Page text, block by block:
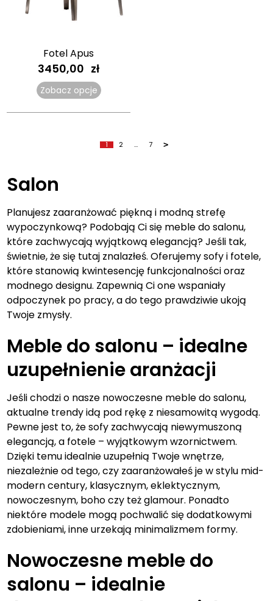
Fotel Apus
3450,00 zł
Zobacz opcje
1 2 … 7 >
Salon
Planujesz zaaranżować piękną i modną strefę
wypoczynkową? Podobają Ci się meble do salonu,
które zachwycają wyjątkową elegancją? Jeśli tak,
świetnie, że się tutaj znalazłeś. Oferujemy sofy i fotele,
które stanowią kwintesencję funkcjonalności oraz
modnego designu. Zapewnią Ci one wspaniały
odpoczynek po pracy, a do tego prawdziwie ukoją
Twoje zmysły.
Meble do salonu – idealne
uzupełnienie aranżacji
Jeśli chodzi o nasze nowoczesne meble do salonu,
aktualne trendy idą pod rękę z niesamowitą wygodą.
Pewne jest to, że sofy zachwycają niewymuszoną
elegancją, a fotele – wyjątkowym wzornictwem.
Dzięki temu idealnie uzupełnią Twoje wnętrze,
niezależnie od tego, czy zaaranżowałeś je w stylu mid-
modern century, klasycznym, eklektycznym,
nowoczesnym, boho czy też glamour. Ponadto
niektóre modele mogą pochwalić się dodatkowymi
zdobieniami, inne urzekają minimalizmem formy.
Nowoczesne meble do
salonu – idealnie